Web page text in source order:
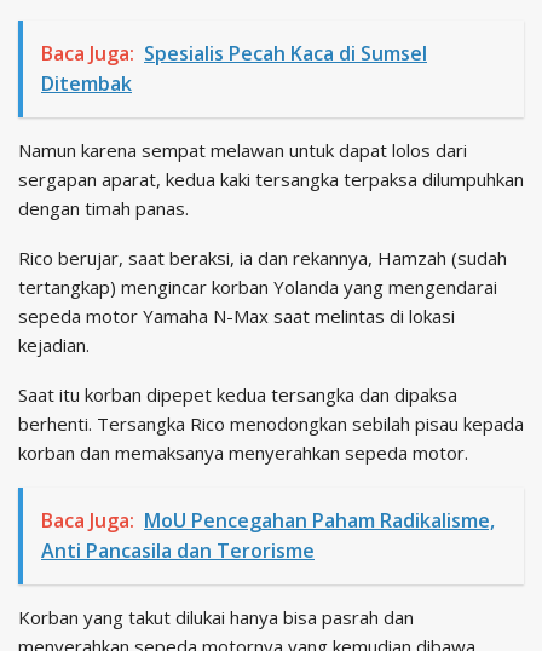
Baca Juga: Spesialis Pecah Kaca di Sumsel
Ditembak
Namun karena sempat melawan untuk dapat lolos dari
sergapan aparat, kedua kaki tersangka terpaksa dilumpuhkan
dengan timah panas.
Rico berujar, saat beraksi, ia dan rekannya, Hamzah (sudah
tertangkap) mengincar korban Yolanda yang mengendarai
sepeda motor Yamaha N-Max saat melintas di lokasi
kejadian.
Saat itu korban dipepet kedua tersangka dan dipaksa
berhenti. Tersangka Rico menodongkan sebilah pisau kepada
korban dan memaksanya menyerahkan sepeda motor.
Baca Juga: MoU Pencegahan Paham Radikalisme,
Anti Pancasila dan Terorisme
Korban yang takut dilukai hanya bisa pasrah dan